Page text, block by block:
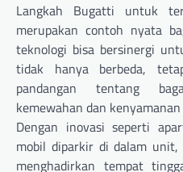
Langkah Bugatti untuk
merupakan contoh nyata
teknologi bisa bersinergi
tidak hanya berbeda,
pandangan tentang
kemewahan dan
Dengan inovasi seperti
mobil diparkir di dalam
menghadirkan tempat